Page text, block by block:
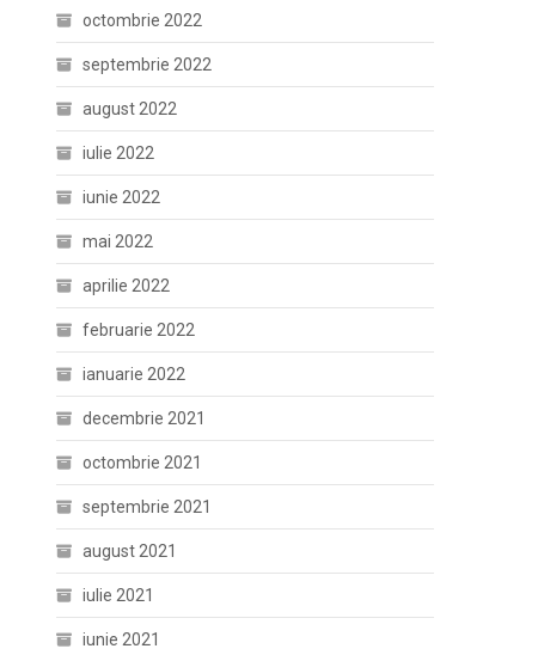
octombrie 2022
septembrie 2022
august 2022
iulie 2022
iunie 2022
mai 2022
aprilie 2022
februarie 2022
ianuarie 2022
decembrie 2021
octombrie 2021
septembrie 2021
august 2021
iulie 2021
iunie 2021